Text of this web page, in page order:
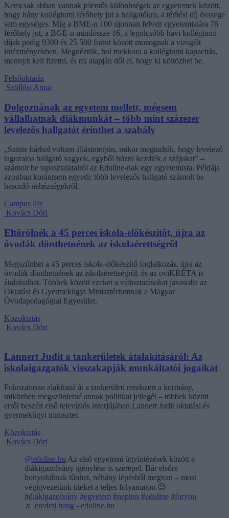
Nemcsak abban vannak jelentős különbségek az egyetemek között,
hogy hány kollégiumi férőhely jut a hallgatókra, a térítési díj összege
sem egységes. Míg a BME-n 100 újonnan felvett egyetemistára 76
férőhely jut, a BGE-n mindössze 16, a legolcsóbb havi kollégiumi
díjak pedig 9300 és 25 500 forint között mozognak a vizsgált
intézményekben. Megnéztük, hol mekkora a kollégiumi kapacitás,
mennyit kell fizetni, és mi alapján dől el, hogy ki költözhet be.
Felsőoktatás
Szöllősi Anna
Dolgoznának az egyetem mellett, mégsem
vállalhatnak diákmunkát – több mint százezer
levelezős hallgatót érinthet a szabály
„Szinte bárhol voltam állásinterjún, mikor megtudták, hogy levelező
tagozatos hallgató vagyok, egyből húzni kezdték a szájukat” –
számolt be tapasztalatairól az Eduline-nak egy egyetemista. Példája
azonban korántsem egyedi: több levelezős hallgató számolt be
hasonló nehézségekről.
Campus life
Kovács Dóri
Eltörölnék a 45 perces iskola-előkészítőt, újra az
óvodák dönthetnének az iskolaérettségről
Megszűnhet a 45 perces iskola-előkészítő foglalkozás, újra az
óvodák dönthetnének az iskolaérettségről, és az oviKRÉTA is
átalakulhat. Többek között ezeket a változtatásokat javasolta az
Oktatási és Gyermekügyi Minisztériumnak a Magyar
Óvodapedagógiai Egyesület.
Közoktatás
Kovács Dóri
Lannert Judit a tankerületek átalakításáról: Az
iskolaigazgatók visszakapják munkáltatói jogaikat
Fokozatosan alakítaná át a tankerületi rendszert a kormány,
miközben megszüntetné annak politikai jellegét – többek között
erről beszélt első televíziós interjújában Lannert Judit oktatási és
gyermekügyi miniszter.
Közoktatás
Kovács Dóri
@eduline.hu Az első egyetemi ügyintézések között a
diákigazolvány igénylése is szerepel. Bár elsőre
bonyolultnak tűnhet, néhány lépésből megvan – most
végigvezetünk titeket a teljes folyamaton.😉
#diákigazolvány #egyetem #neptun #eduline #foryou
♬ eredeti hang - eduline.hu